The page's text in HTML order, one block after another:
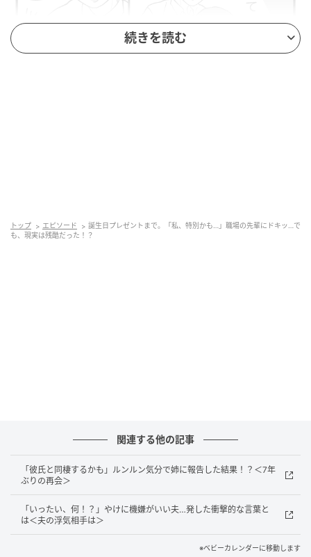
続きを読む
トップ エピソード
誕生日プレゼントまで。「私、特別かも…」職場の先輩にドキッ…で
も、現実は残酷だった！？
関連する他の記事
「彼氏と同棲するかも」ルンルン気分で姉に報告した結果！？＜7年
ぶりの再会＞
「いったい、何！？」やけに機嫌がいい夫…発した衝撃的な言葉と
は＜夫の浮気相手は＞
※ベビーカレンダーに移動します